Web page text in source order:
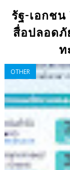
รัฐ-เอกช
สื่อปลอดภั
ท
OTHER